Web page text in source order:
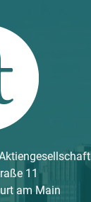
11
am Main